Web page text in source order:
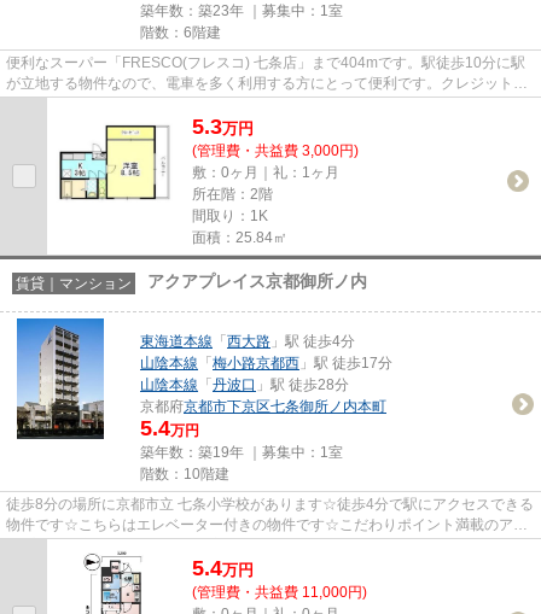
築年数：築23年 ｜募集中： 1室
階数：6階建
便利なスーパー「FRESCO(フレスコ) 七条店」まで404mです。駅徒歩10分に駅
が立地する物件なので、電車を多く利用する方にとって便利です。クレジットカ
5.3万円
(管理費・共益費 3,000円)
敷：0ヶ月｜礼：1ヶ月
所在階：2階
間取り：1K
面積：25.84㎡
賃貸｜マンション アクアプレイス京都御所ノ内
東海道本線 「 西大路 」駅 徒歩4分
山陰本線 「 梅小路京都西 」駅 徒歩17分
山陰本線 「 丹波口 」駅 徒歩28分
京都府京都市下京区七条御所ノ内本町
5.4万円
築年数：築19年 ｜募集中： 1室
階数：10階建
徒歩8分の場所に京都市立 七条小学校があります☆徒歩4分で駅にアクセスできる
物件です☆こちらはエレベーター付きの物件です☆こだわりポイント満載のアク
5.4万円
(管理費・共益費 11,000円)